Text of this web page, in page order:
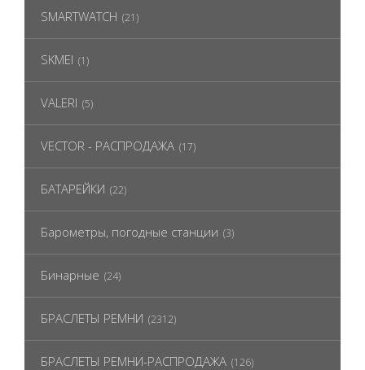
SMARTWATCH (21)
SKMEI (1)
VALERI (5)
VECTOR - РАСПРОДАЖА (17)
БАТАРЕЙКИ (22)
Барометры, погодные станции (3)
Бинарные (24)
БРАСЛЕТЫ РЕМНИ (2312)
БРАСЛЕТЫ РЕМНИ-РАСПРОДАЖА (126)